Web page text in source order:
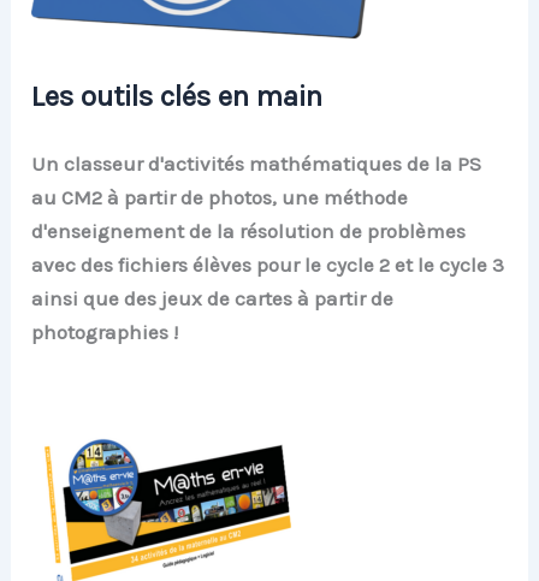
Les outils clés en main
Un classeur d'activités mathématiques de la PS
au CM2 à partir de photos, une méthode
d'enseignement de la résolution de problèmes
avec des fichiers élèves pour le cycle 2 et le cycle 3
ainsi que des jeux de cartes à partir de
photographies !